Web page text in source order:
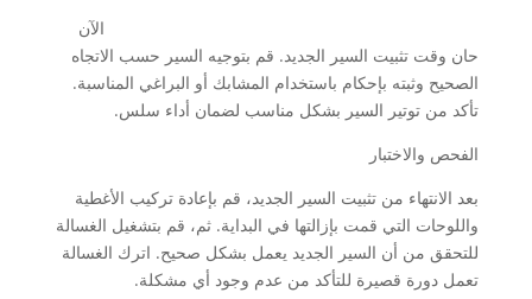
الآن
حان وقت تثبيت السير الجديد. قم بتوجيه السير حسب الاتجاه
الصحيح وثبته بإحكام باستخدام المشابك أو البراغي المناسبة.
تأكد من توتير السير بشكل مناسب لضمان أداء سلس.
الفحص والاختبار
بعد الانتهاء من تثبيت السير الجديد، قم بإعادة تركيب الأغطية
واللوحات التي قمت بإزالتها في البداية. ثم، قم بتشغيل الغسالة
للتحقق من أن السير الجديد يعمل بشكل صحيح. اترك الغسالة
تعمل دورة قصيرة للتأكد من عدم وجود أي مشكلة.